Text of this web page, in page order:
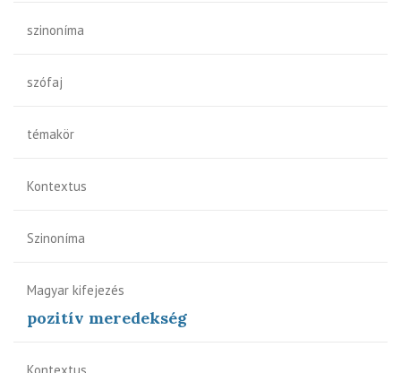
szinoníma
szófaj
témakör
Kontextus
Szinoníma
Magyar kifejezés
pozitív meredekség
Kontextus